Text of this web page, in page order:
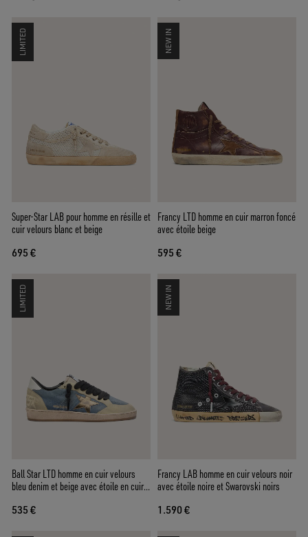
LIMITED
Super-Star LAB pour homme en résille et
cuir velours blanc et beige
695 €
NEW IN
Francy LTD homme en cuir marron foncé
avec étoile beige
595 €
LIMITED
Ball Star LTD homme en cuir velours
bleu denim et beige avec étoile en cuir
535 €
NEW IN
Francy LAB homme en cuir velours noir
avec étoile noire et Swarovski noirs
1.590 €